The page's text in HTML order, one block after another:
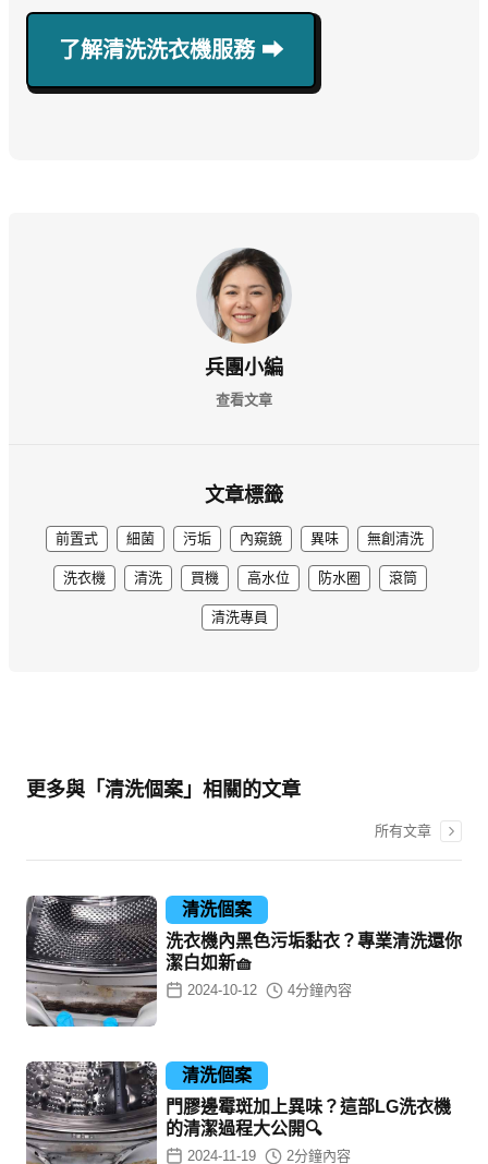
了解清洗洗衣機服務 ⮕
兵團小編
查看文章
文章標籤
前置式 細菌 污垢 內窺鏡 異味 無創清洗
洗衣機 清洗 買機 高水位 防水圈 滾筒
清洗專員
更多與「清洗個案」相關的文章
所有文章
清洗個案
洗衣機內黑色污垢黏衣？專業清洗還你
潔白如新🧺
2024-10-12 4分鐘內容
清洗個案
門膠邊霉斑加上異味？這部LG洗衣機
的清潔過程大公開🔍
2024-11-19 2分鐘內容